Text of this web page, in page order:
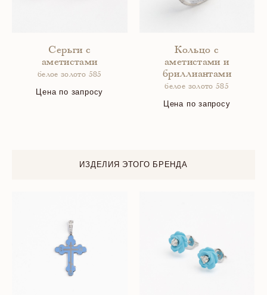
Серьги с
аметистами
белое золото 585
Цена по запросу
Кольцо с
аметистами и
бриллиантами
белое золото 585
Цена по запросу
ИЗДЕЛИЯ ЭТОГО БРЕНДА